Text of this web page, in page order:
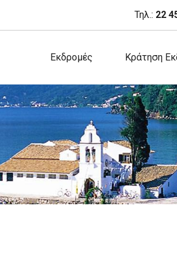
Τηλ.: 22
Εκδρομές Κράτηση